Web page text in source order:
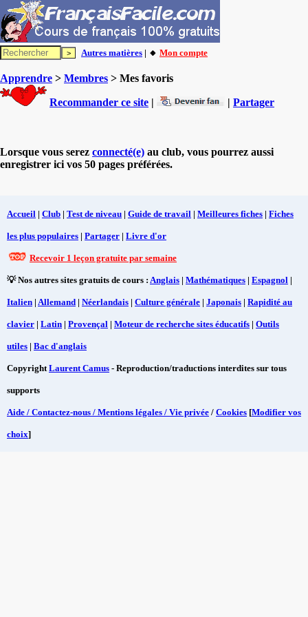
Autres matières | 🔸 Mon compte
Apprendre > Membres > Mes favoris
Recommander ce site | | Partager
Lorsque vous serez connecté(e) au club, vous pourrez aussi
enregistrer ici vos 50 pages préférées.
Accueil | Club | Test de niveau | Guide de travail | Meilleures fiches | Fiches
les plus populaires | Partager | Livre d'or
Recevoir 1 leçon gratuite par semaine
💡 Nos autres sites gratuits de cours : Anglais | Mathématiques | Espagnol |
Italien | Allemand | Néerlandais | Culture générale | Japonais | Rapidité au
clavier | Latin | Provençal | Moteur de recherche sites éducatifs | Outils
utiles | Bac d'anglais
CopyrightLaurent Camus - Reproduction/traductions interdites sur tous
supports
Aide / Contactez-nous / Mentions légales / Vie privée / Cookies [Modifier vos
choix]